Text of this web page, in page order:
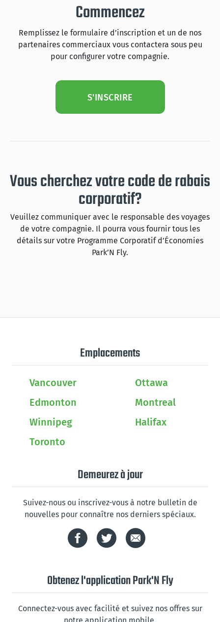
Commencez
Remplissez le formulaire d’inscription et un de nos
partenaires commerciaux vous contactera sous peu
pour configurer votre compagnie.
S'INSCRIRE
Vous cherchez votre code de rabais
corporatif?
Veuillez communiquer avec le responsable des voyages
de votre compagnie. Il pourra vous fournir tous les
détails sur votre Programme Corporatif d’Économies
Park’N Fly.
Emplacements
Vancouver
Edmonton
Winnipeg
Toronto
Ottawa
Montreal
Halifax
Demeurez à jour
Suivez-nous ou inscrivez-vous à notre bulletin de
nouvelles pour connaître nos derniers spéciaux.
Obtenez l'application Park'N Fly
Connectez-vous avec facilité et suivez nos offres sur